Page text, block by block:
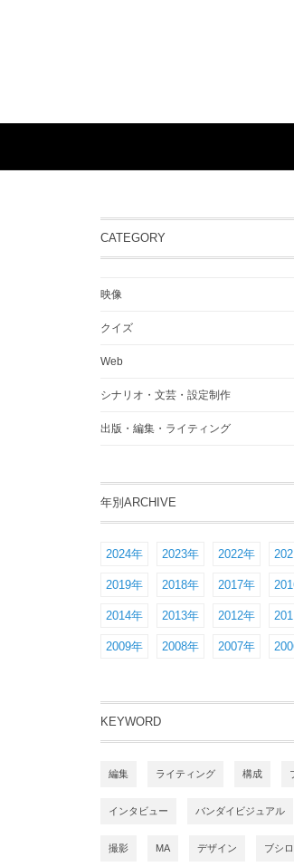
CATEGORY
映像
クイズ
Web
シナリオ・文芸・設定制作
出版・編集・ライティング
年別ARCHIVE
2024年 2023年 2022年
2019年 2018年 2017年
2014年 2013年 2012年
2009年 2008年 2007年
KEYWORD
編集 ライティング 構成
インタビュー バンダイビジュアル
撮影 MA デザイン ブシ